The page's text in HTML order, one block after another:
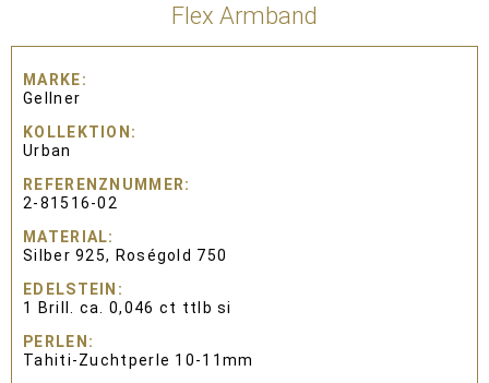
Flex Armband
MARKE
Gellner
KOLLEKTION
Urban
REFERENZNUMMER
2-81516-02
MATERIAL
Silber 925, Roségold 750
EDELSTEIN
1 Brill. ca. 0,046 ct ttlb si
PERLEN
Tahiti-Zuchtperle 10-11mm